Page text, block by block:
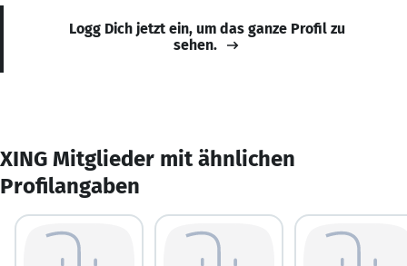
Logg Dich jetzt ein, um das ganze Profil zu
sehen.
XING Mitglieder mit ähnlichen
Profilangaben